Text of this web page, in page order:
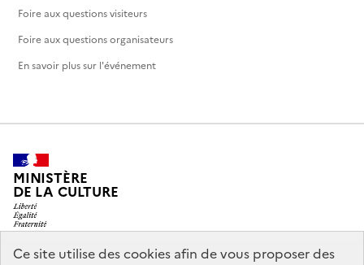
Ce site utilise des cookies afin de vous proposer des
Foire aux questions visiteurs
Foire aux questions organisateurs
En savoir plus sur l'événement
MINISTÈRE
DE LA CULTURE